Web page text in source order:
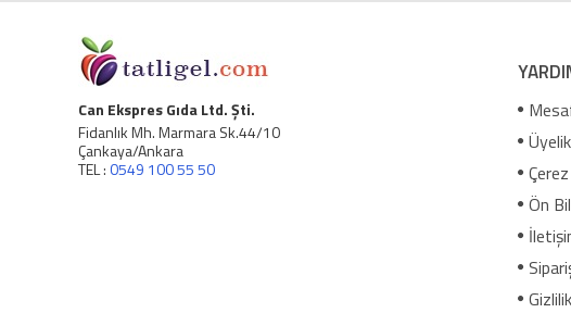
Can Ekspres Gıda Ltd. Şti.
Fidanlık Mh. Marmara Sk.44/10
Çankaya/Ankara
TEL :0549 100 55 50
Ön